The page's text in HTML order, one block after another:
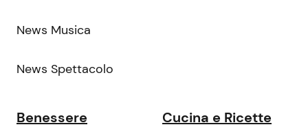
News Musica
News Spettacolo
Benessere Cucina e Ricette